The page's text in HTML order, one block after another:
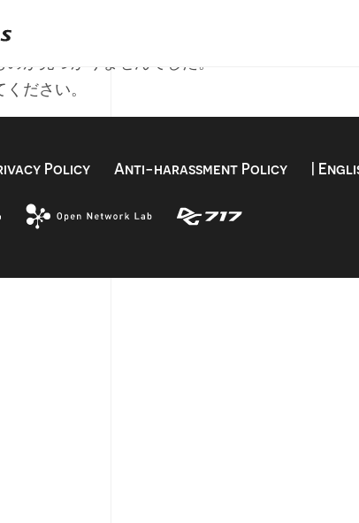
ませんでした
が見つかりませんでした。
ださい。
Policy Anti-harassment Policy |